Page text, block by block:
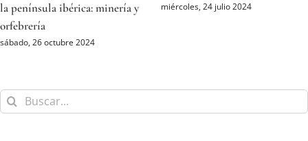
la península ibérica: minería y
orfebrería
sábado, 26 octubre 2024
miércoles, 24 julio 2024
Buscar: